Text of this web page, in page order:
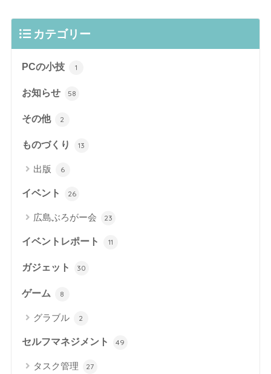
カテゴリー
PCの小技 1
お知らせ 58
その他 2
ものづくり 13
出版 6
イベント 26
広島ぶろがー会 23
イベントレポート 11
ガジェット 30
ゲーム 8
グラブル 2
セルフマネジメント 49
タスク管理 27